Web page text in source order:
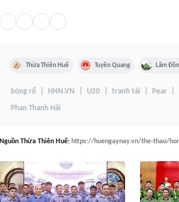
Thừa Thiên Huế Tuyên Quang Lâm
bóng rổ HNN.VN U20 tranh tài Pear
Phan Thanh Hải
Nguồn Thừa Thiên Huế: https://huengaynay.vn/the-thao/